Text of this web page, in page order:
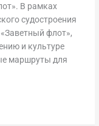
В рамках
судостроения
флот»,
и культуре
маршруты для